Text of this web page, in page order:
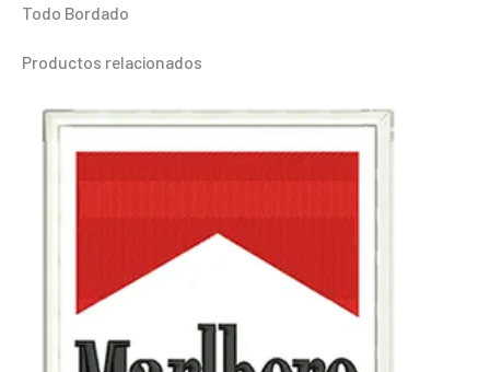
Todo Bordado
Productos relacionados